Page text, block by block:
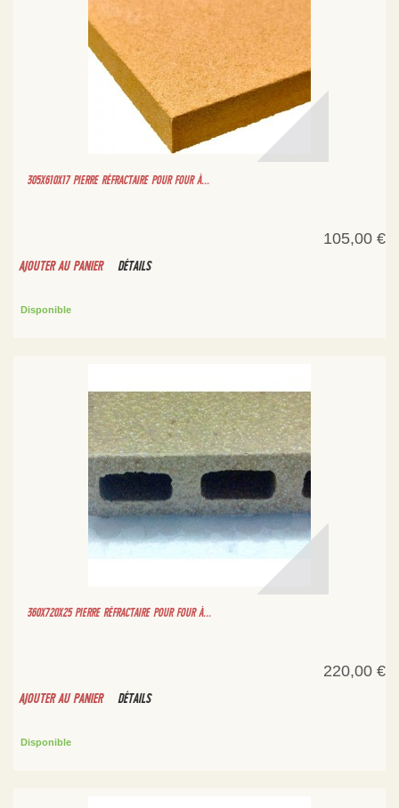
305X610X17 PIERRE RÉFRACTAIRE POUR FOUR À...
105,00 €
AJOUTER AU PANIER DÉTAILS
Disponible
360X720X25 PIERRE RÉFRACTAIRE POUR FOUR À...
220,00 €
AJOUTER AU PANIER DÉTAILS
Disponible